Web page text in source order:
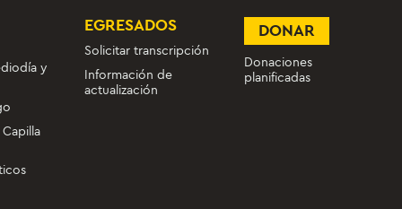
y
EGRESADOS
Solicitar transcripción
Información de
actualización
DONAR
Donaciones
planificadas